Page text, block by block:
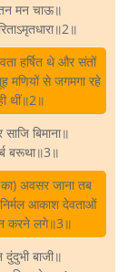
मन चाऊ॥
हर्षित थे और संतों
मणियों से जगमगा रहे
थीं॥2॥
बिमाना॥
बरूथा॥3॥
अवसर जाना तब
आकाश देवताओं
करने लगे॥3॥
बाजी॥